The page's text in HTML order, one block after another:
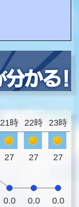
21時 22時 23時
27 27 27
0.0 0.0
0.0